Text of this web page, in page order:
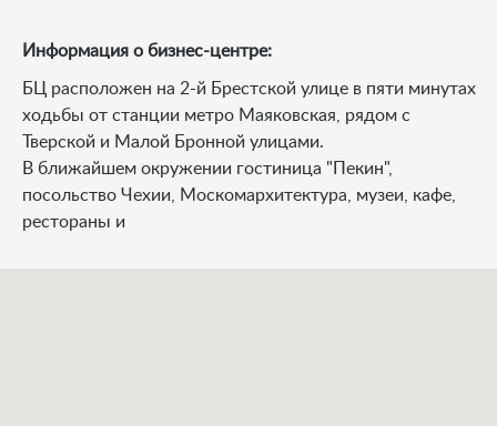
Информация о бизнес-центре:
БЦ расположен на 2-й Брестской улице в пяти минутах
ходьбы от станции метро Маяковская, рядом с
Тверской и Малой Бронной улицами.
В ближайшем окружении гостиница "Пекин",
посольство Чехии, Москомархитектура, музеи, кафе,
рестораны и